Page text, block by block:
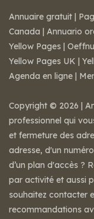
Annuaire gratuit |
Canada | Annuario
Yellow Pages |
Yellow Pages UK |
Agenda en ligne |
Copyright © 2026 |
professionnel qui
et fermeture des
adresse, d'un
d’un plan d'accès ?
par activité et aussi
souhaitez contacter
recommandations